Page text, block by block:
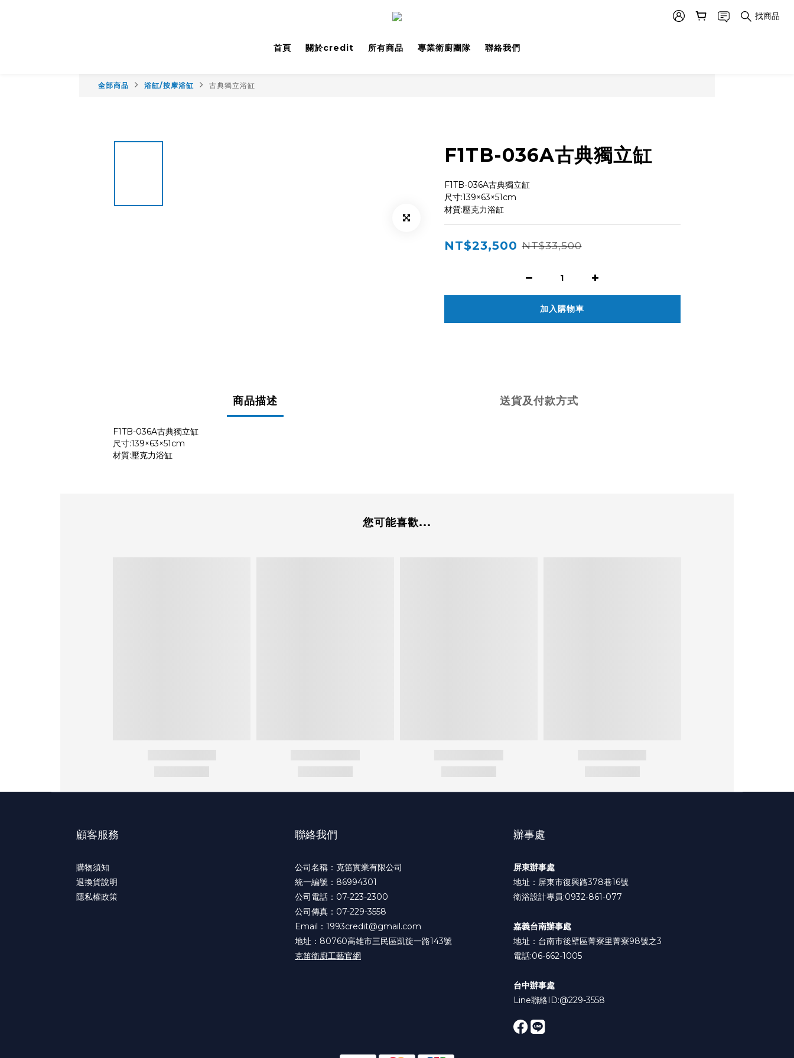
找商品
首頁 關於credit 所有商品 專業衛廚團隊 聯絡我們
全部商品 浴缸/按摩浴缸 古典獨立浴缸
F1TB-036A古典獨立缸
F1TB-036A古典獨立缸
尺寸:139×63×51cm
材質:壓克力浴缸
NT$23,500 NT$33,500
加入購物車
商品描述 送貨及付款方式
F1TB-036A古典獨立缸
尺寸:139×63×51cm
材質:壓克力浴缸
您可能喜歡...
顧客服務
購物須知
退換貨說明
隱私權政策
聯絡我們
公司名稱：克笛實業有限公司
統一編號：86994301
公司電話：07-223-2300
公司傳真：07-229-3558
Email：1993credit@gmail.com
地址：80760高雄市三民區凱旋一路143號
克笛衛廚工藝官網
辦事處
屏東辦事處
地址：屏東市復興路378巷16號
衛浴設計專員:0932-861-077
嘉義台南辦事處
地址：台南市後壁區菁寮里菁寮98號之3
電話:06-662-1005
台中辦事處
Line聯絡ID:@229-3558